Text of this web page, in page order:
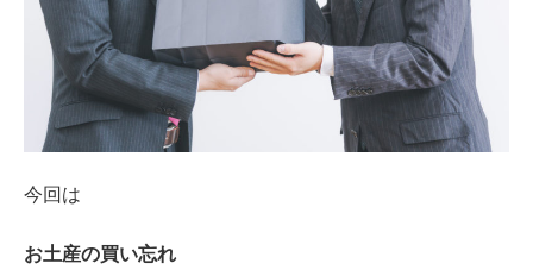
今回は
お土産の買い忘れ